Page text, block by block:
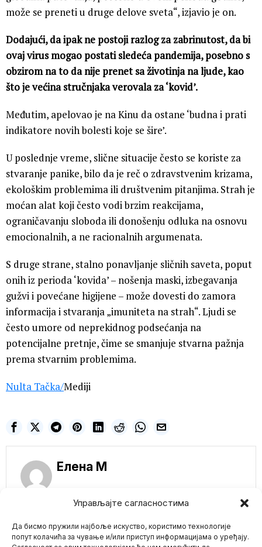
Управљајте сагласностима
Да бисмо пружили најбоље искуство, користимо технологије
попут колачића за чување и/или приступ информацијама о уређају.
može se preneti u druge delove sveta“, izjavio je on.
Dodajući, da ipak ne postoji razlog za zabrinutost, da bi
ovaj virus mogao postati sledeća pandemija, posebno s
obzirom na to da nije prenet sa životinja na ljude, kao
što je većina stručnjaka verovala za ‘kovid’.
Međutim, apelovao je na Kinu da ostane ‘budna i prati
indikatore novih bolesti koje se šire’.
U poslednje vreme, slične situacije često se koriste za
stvaranje panike, bilo da je reč o zdravstvenim krizama,
ekološkim problemima ili društvenim pitanjima. Strah je
moćan alat koji često vodi brzim reakcijama,
ograničavanju sloboda ili donošenju odluka na osnovu
emocionalnih, a ne racionalnih argumenata.
S druge strane, stalno ponavljanje sličnih saveta, poput
onih iz perioda ‘kovida’ – nošenja maski, izbegavanja
gužvi i povećane higijene – može dovesti do zamora
informacija i stvaranja „imuniteta na strah“. Ljudi se
često umore od neprekidnog podsećanja na
potencijalne pretnje, čime se smanjuje stvarna pažnja
prema stvarnim problemima.
Nulta Tačka/Mediji
Елена M
Moždane ćelije
uzgojene u